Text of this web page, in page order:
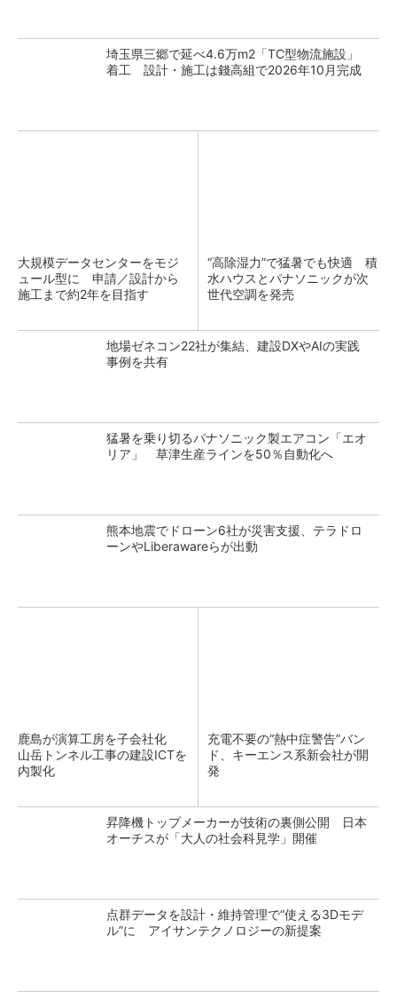
埼玉県三郷で延べ4.6万m2「TC型物流施設」
着工 設計・施工は錢高組で2026年10月完成
大規模データセンターをモジ
ュール型に 申請／設計から
施工まで約2年を目指す
“高除湿力”で猛暑でも快適 積
水ハウスとパナソニックが次
世代空調を発売
地場ゼネコン22社が集結、建設DXやAIの実践
事例を共有
猛暑を乗り切るパナソニック製エアコン「エオ
リア」 草津生産ラインを50％自動化へ
熊本地震でドローン6社が災害支援、テラドロ
ーンやLiberawareらが出動
鹿島が演算工房を子会社化
山岳トンネル工事の建設ICTを
内製化
充電不要の“熱中症警告”バン
ド、キーエンス系新会社が開
発
昇降機トップメーカーが技術の裏側公開 日本
オーチスが「大人の社会科見学」開催
点群データを設計・維持管理で“使える3Dモデ
ル”に アイサンテクノロジーの新提案